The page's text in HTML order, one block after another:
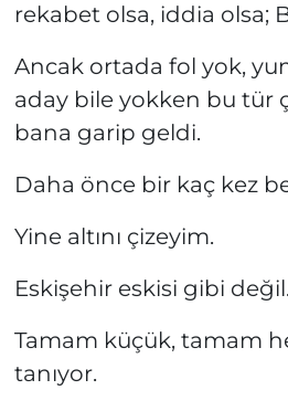
rekabet olsa, iddia olsa;
Ancak ortada fol yok,
aday bile yokken bu tür
bana garip geldi.
Daha önce bir kaç kez
Yine altını çizeyim.
Eskişehir eskisi gibi değil.
Tamam küçük, tamam
tanıyor.